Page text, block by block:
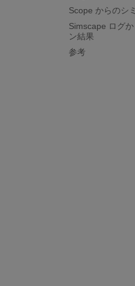
Scope からのシ
Simscape ログ
ン結果
参考